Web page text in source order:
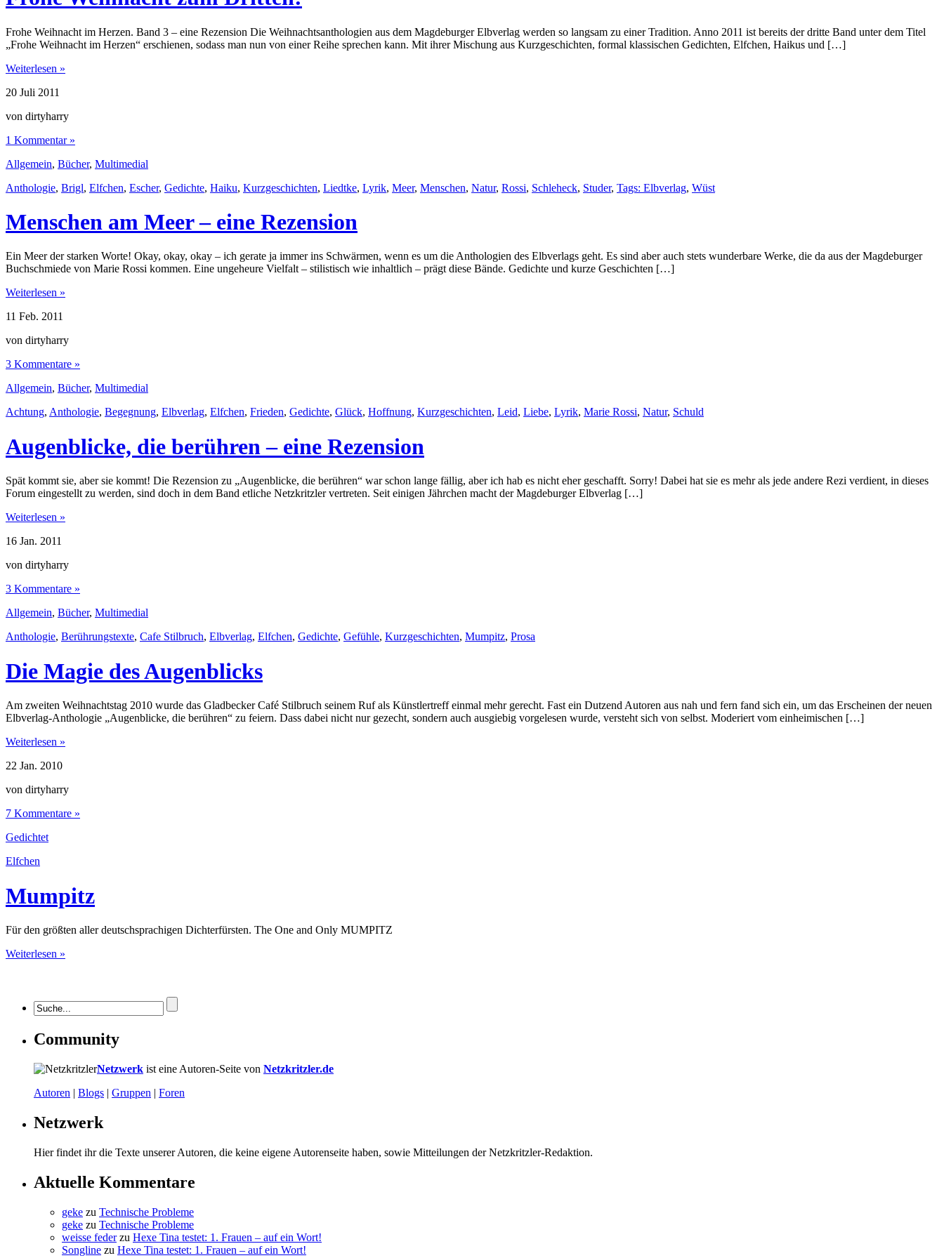
Frohe Weihnacht im Herzen. Band 3 – eine Rezension Die Weihnachtsanthologien aus dem Magdeburger Elbverlag werden so langsam zu einer Tradition. Anno 2011 ist bereits der dritte Band unter dem Titel
„Frohe Weihnacht im Herzen“ erschienen, sodass man nun von einer Reihe sprechen kann. Mit ihrer Mischung aus Kurzgeschichten, formal klassischen Gedichten, Elfchen, Haikus und […]
Weiterlesen »
20 Juli 2011
von dirtyharry
1 Kommentar »
Allgemein, Bücher, Multimedial
Anthologie, Brigl, Elfchen, Escher, Gedichte, Haiku, Kurzgeschichten, Liedtke, Lyrik, Meer, Menschen, Natur, Rossi, Schleheck, Studer, Tags: Elbverlag, Wüst
Menschen am Meer – eine Rezension
Ein Meer der starken Worte! Okay, okay, okay – ich gerate ja immer ins Schwärmen, wenn es um die Anthologien des Elbverlags geht. Es sind aber auch stets wunderbare Werke, die da aus der Magdeburger
Buchschmiede von Marie Rossi kommen. Eine ungeheure Vielfalt – stilistisch wie inhaltlich – prägt diese Bände. Gedichte und kurze Geschichten […]
Weiterlesen »
11 Feb. 2011
von dirtyharry
3 Kommentare »
Allgemein, Bücher, Multimedial
Achtung, Anthologie, Begegnung, Elbverlag, Elfchen, Frieden, Gedichte, Glück, Hoffnung, Kurzgeschichten, Leid, Liebe, Lyrik, Marie Rossi, Natur, Schuld
Augenblicke, die berühren – eine Rezension
Spät kommt sie, aber sie kommt! Die Rezension zu „Augenblicke, die berühren“ war schon lange fällig, aber ich hab es nicht eher geschafft. Sorry! Dabei hat sie es mehr als jede andere Rezi verdient, in dieses
Forum eingestellt zu werden, sind doch in dem Band etliche Netzkritzler vertreten. Seit einigen Jährchen macht der Magdeburger Elbverlag […]
Weiterlesen »
16 Jan. 2011
von dirtyharry
3 Kommentare »
Allgemein, Bücher, Multimedial
Anthologie, Berührungstexte, Cafe Stilbruch, Elbverlag, Elfchen, Gedichte, Gefühle, Kurzgeschichten, Mumpitz, Prosa
Die Magie des Augenblicks
Am zweiten Weihnachtstag 2010 wurde das Gladbecker Café Stilbruch seinem Ruf als Künstlertreff einmal mehr gerecht. Fast ein Dutzend Autoren aus nah und fern fand sich ein, um das Erscheinen der neuen
Elbverlag-Anthologie „Augenblicke, die berühren“ zu feiern. Dass dabei nicht nur gezecht, sondern auch ausgiebig vorgelesen wurde, versteht sich von selbst. Moderiert vom einheimischen […]
Weiterlesen »
22 Jan. 2010
von dirtyharry
7 Kommentare »
Gedichtet
Elfchen
Mumpitz
Für den größten aller deutschsprachigen Dichterfürsten. The One and Only MUMPITZ
Weiterlesen »
Community
Netzwerk ist eine Autoren-Seite von Netzkritzler.de
Autoren | Blogs | Gruppen | Foren
Netzwerk
Hier findet ihr die Texte unserer Autoren, die keine eigene Autorenseite haben, sowie Mitteilungen der Netzkritzler-Redaktion.
Aktuelle Kommentare
geke zu Technische Probleme
geke zu Technische Probleme
weisse federzu Hexe Tina testet: 1. Frauen – auf ein Wort!
Songline zu Hexe Tina testet: 1. Frauen – auf ein Wort!